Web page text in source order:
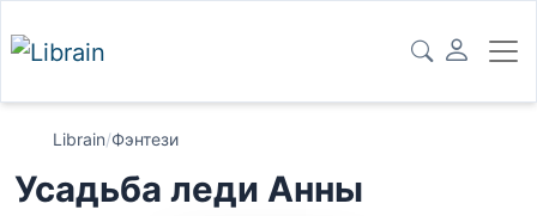
Librain/Фэнтези
Усадьба леди Анны